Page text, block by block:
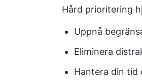
Hård prioritering
Uppnå
Eliminera
Hantera din tid